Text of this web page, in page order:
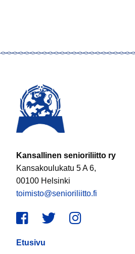
Kansallinen senioriliitto ry
Kansakoulukatu 5 A 6,
00100 Helsinki
toimisto@senioriliitto.fi
Facebook
TwitterInstagram
Etusivu